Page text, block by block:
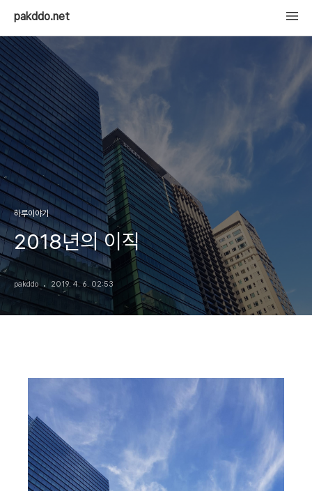
pakddo.net
하루이야기
2018년의 이직
pakddo 2019. 4. 6. 02:53